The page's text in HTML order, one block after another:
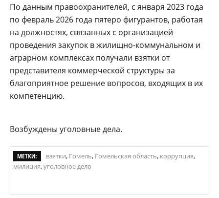
По данным правоохранителей, с января 2023 года
по февраль 2026 года пятеро фигурантов, работая
на должностях, связанных с организацией
проведения закупок в жилищно-коммунальном и
аграрном комплексах получали взятки от
представителя коммерческой структуры за
благоприятное решение вопросов, входящих в их
компетенцию.
Возбуждены уголовные дела.
МЕТКИ: взятки, Гомель, Гомельская область, коррупция,
милиция,уголовное дело